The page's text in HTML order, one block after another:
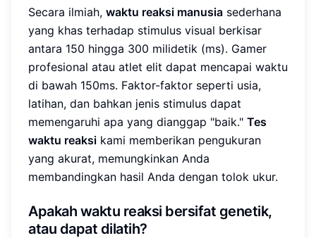
Secara ilmiah, waktu reaksi manusia sederhana
yang khas terhadap stimulus visual berkisar
antara 150 hingga 300 milidetik (ms). Gamer
profesional atau atlet elit dapat mencapai waktu
di bawah 150ms. Faktor-faktor seperti usia,
latihan, dan bahkan jenis stimulus dapat
memengaruhi apa yang dianggap "baik." Tes
waktu reaksi kami memberikan pengukuran
yang akurat, memungkinkan Anda
membandingkan hasil Anda dengan tolok ukur.
Apakah waktu reaksi bersifat genetik,
atau dapat dilatih?